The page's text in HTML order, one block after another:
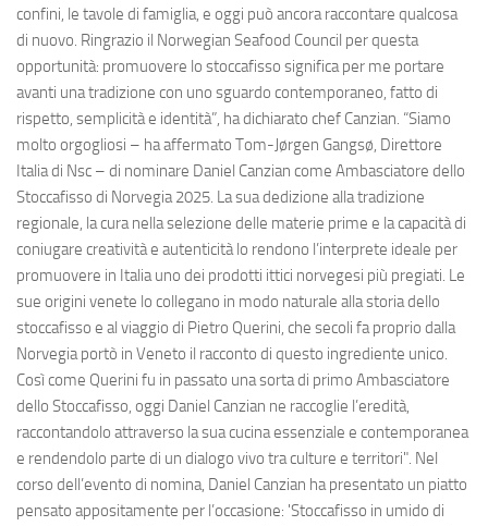
confini, le tavole di famiglia, e oggi può ancora raccontare qualcosa
di nuovo. Ringrazio il Norwegian Seafood Council per questa
opportunità: promuovere lo stoccafisso significa per me portare
avanti una tradizione con uno sguardo contemporaneo, fatto di
rispetto, semplicità e identità”, ha dichiarato chef Canzian. “Siamo
molto orgogliosi – ha affermato Tom-Jørgen Gangsø, Direttore
Italia di Nsc – di nominare Daniel Canzian come Ambasciatore dello
Stoccafisso di Norvegia 2025. La sua dedizione alla tradizione
regionale, la cura nella selezione delle materie prime e la capacità di
coniugare creatività e autenticità lo rendono l’interprete ideale per
promuovere in Italia uno dei prodotti ittici norvegesi più pregiati. Le
sue origini venete lo collegano in modo naturale alla storia dello
stoccafisso e al viaggio di Pietro Querini, che secoli fa proprio dalla
Norvegia portò in Veneto il racconto di questo ingrediente unico.
Così come Querini fu in passato una sorta di primo Ambasciatore
dello Stoccafisso, oggi Daniel Canzian ne raccoglie l’eredità,
raccontandolo attraverso la sua cucina essenziale e contemporanea
e rendendolo parte di un dialogo vivo tra culture e territori". Nel
corso dell’evento di nomina, Daniel Canzian ha presentato un piatto
pensato appositamente per l’occasione: 'Stoccafisso in umido di